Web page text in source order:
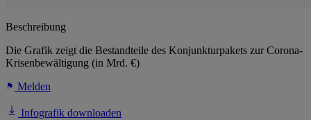
Beschreibung
Die Grafik zeigt die Bestandteile des Konjunkturpakets zur Corona-
Krisenbewältigung (in Mrd. €)
Melden
Infografik downloaden